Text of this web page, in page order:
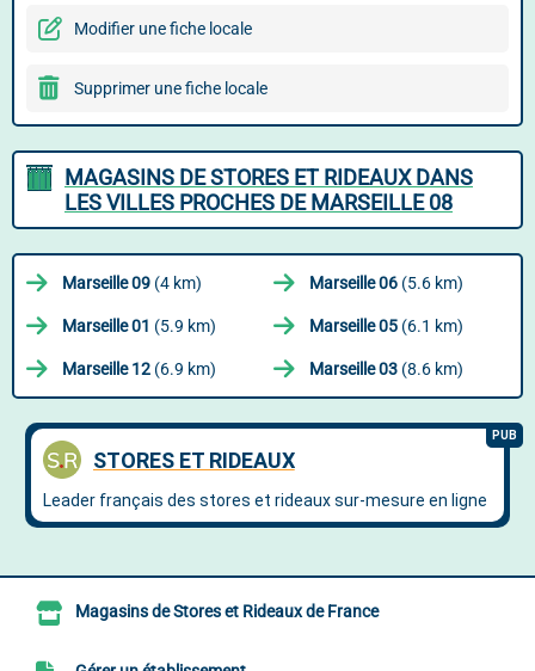
Modifier une fiche locale
Supprimer une fiche locale
MAGASINS DE STORES ET RIDEAUX DANS
LES VILLES PROCHES DE MARSEILLE 08
Marseille 09 (4 km) Marseille 06 (5.6 km)
Marseille 01 (5.9 km) Marseille 05 (6.1 km)
Marseille 12 (6.9 km) Marseille 03 (8.6 km)
Magasins de Stores et Rideaux de France